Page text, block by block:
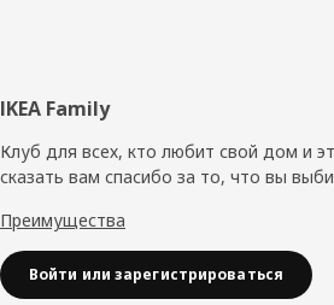
Нижний
колонтитул
IKEA Family
Клуб для всех, кто любит свой дом и
сказать вам спасибо за то, что вы
Преимущества
Войти или зарегистрироваться